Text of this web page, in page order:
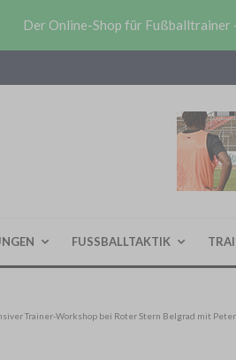
Der Online-Shop für Fußballtrainer -
FUSSBALLTAKTIK
Trainer-Workshop bei Roter Stern Belgrad mit